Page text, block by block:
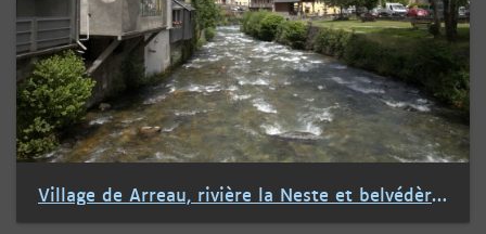
Village de Arreau, rivière la Neste et belvédère du château des Nestes